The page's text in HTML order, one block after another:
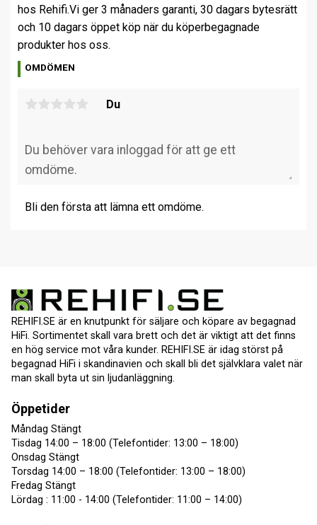
hos Rehifi.Vi ger 3 månaders garanti, 30 dagars bytesrätt
och 10 dagars öppet köp när du köperbegagnade
produkter hos oss.
OMDÖMEN
Du
Bli den första att lämna ett omdöme.
REHIFI.SE är en knutpunkt för säljare och köpare av begagnad
HiFi. Sortimentet skall vara brett och det är viktigt att det finns
en hög service mot våra kunder. REHIFI.SE är idag störst på
begagnad HiFi i skandinavien och skall bli det självklara valet när
man skall byta ut sin ljudanläggning.
Öppetider
Måndag Stängt
Tisdag 14:00 – 18:00 (Telefontider: 13:00 – 18:00)
Onsdag Stängt
Torsdag 14:00 – 18:00 (Telefontider: 13:00 – 18:00)
Fredag Stängt
Lördag : 11:00 - 14:00 (Telefontider: 11:00 – 14:00)